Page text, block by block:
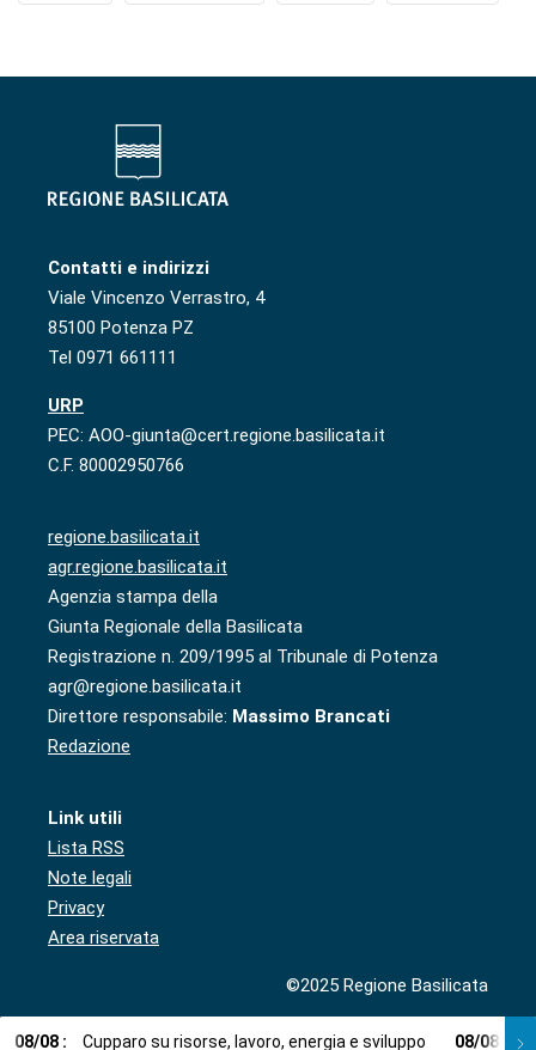
Contatti e indirizzi
Viale Vincenzo Verrastro, 4
85100 Potenza PZ
Tel 0971 661111
URP
PEC: AOO-giunta@cert.regione.basilicata.it
C.F. 80002950766
regione.basilicata.it
agr.regione.basilicata.it
Agenzia stampa della
Giunta Regionale della Basilicata
Registrazione n. 209/1995 al Tribunale di Potenza
agr@regione.basilicata.it
Direttore responsabile: Massimo Brancati
Redazione
Link utili
Lista RSS
Note legali
Privacy
Area riservata
©2025 Regione Basilicata
08/08 : Cupparo su risorse, lavoro, energia e sviluppo 08/08